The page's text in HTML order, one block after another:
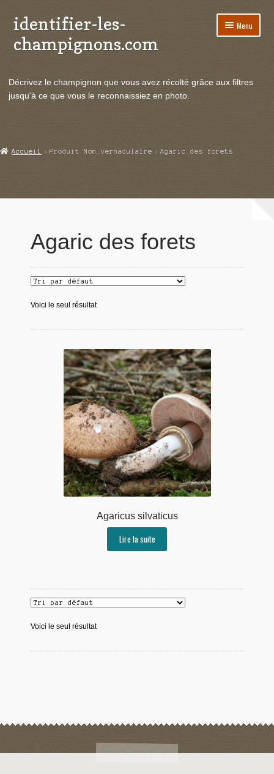
Aller
à
la
Aller
au
contenu
identifier-les-
champignons.com
Menu
le
Actualités
Echanges et contacts
Décrivez le champignon que vous avez récolté grâce aux filtres
jusqu'à ce que vous le reconnaissiez en photo.
Accueil Produit Nom_vernaculaire Agaric des forets
Agaric des forets
Voici le seul résultat
Agaricus silvaticus
Lire la suite
Voici le seul résultat